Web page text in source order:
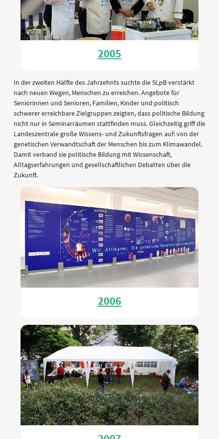
2005
In der zweiten Hälfte des Jahrzehnts suchte die SLpB verstärkt
nach neuen Wegen, Menschen zu erreichen. Angebote für
Seniorinnen und Senioren, Familien, Kinder und politisch
schwerer erreichbare Zielgruppen zeigten, dass politische Bildung
nicht nur in Seminarräumen stattfinden muss. Gleichzeitig griff die
Landeszentrale große Wissens- und Zukunftsfragen auf: von der
genetischen Verwandtschaft der Menschen bis zum Klimawandel.
Damit verband sie politische Bildung mit Wissenschaft,
Alltagserfahrungen und gesellschaftlichen Debatten über die
Zukunft.
2006